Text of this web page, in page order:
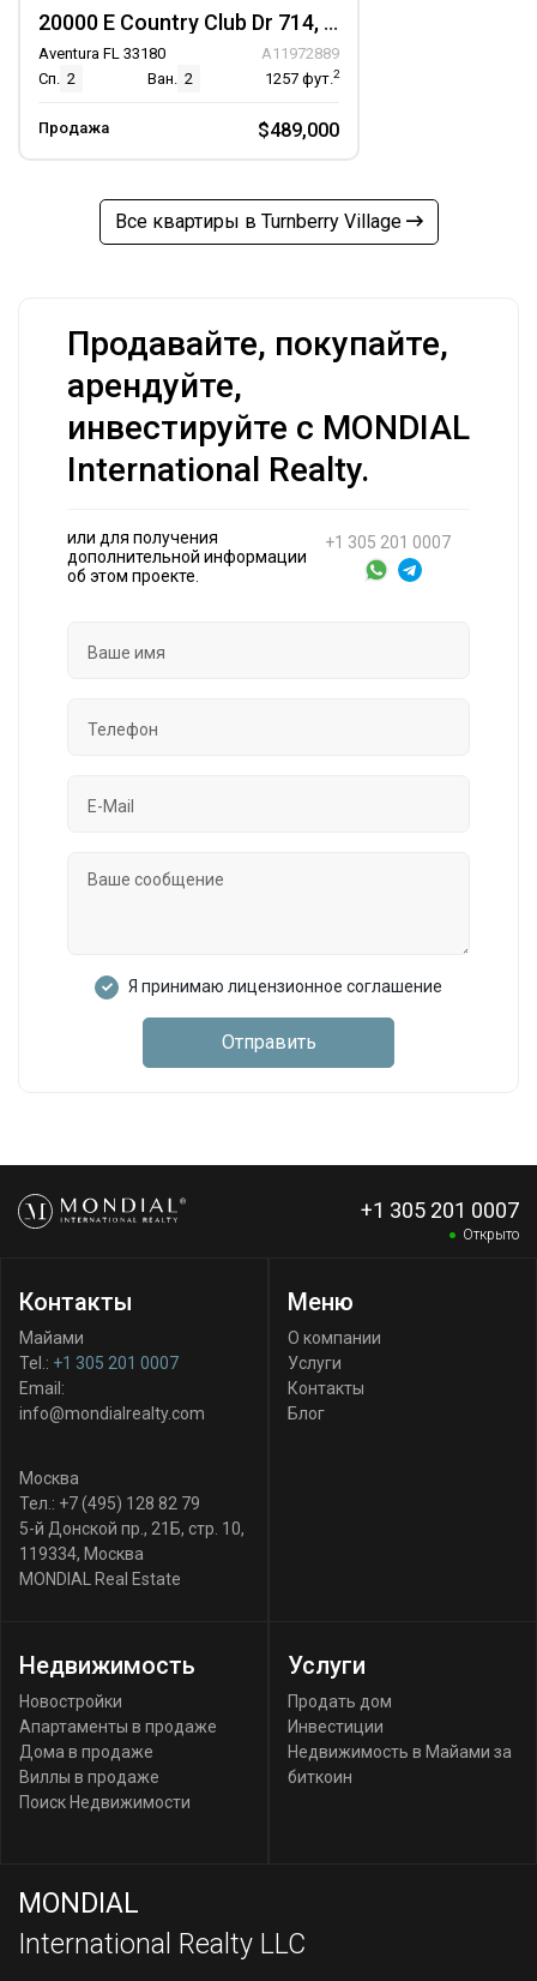
20000 E Country Club Dr 714, Unit 714
Aventura FL 33180
A11972889
Сп. 2 Ван. 2 1257 фут.2
Продажа $489,000
Все квартиры в Turnberry Village
Продавайте, покупайте,
арендуйте,
инвестируйте с MONDIAL
International Realty.
или для получения
дополнительной информации
об этом проекте.
+1 305 201 0007
Я принимаю лицензионное соглашение
Отправить
+1 305 201 0007
Открыто
Контакты
Майами
Tel.: +1 305 201 0007
Email:
info@mondialrealty.com
Москва
Тел.: +7 (495) 128 82 79
5-й Донской пр., 21Б, стр. 10,
119334, Москва
MONDIAL Real Estate
Меню
О компании
Услуги
Контакты
Блог
Недвижимость
Новостройки
Апартаменты в продаже
Дома в продаже
Виллы в продаже
Поиск Недвижимости
Услуги
Продать дом
Инвестиции
Недвижимость в Майами за
биткоин
MONDIAL
International Realty LLC